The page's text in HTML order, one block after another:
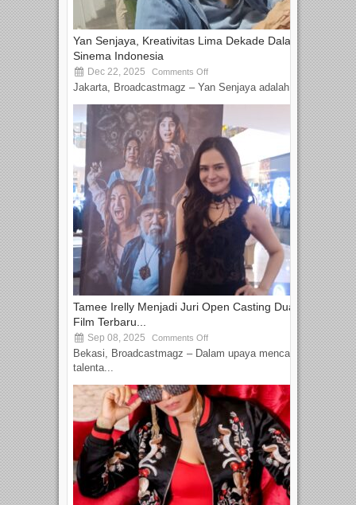
Yan Senjaya, Kreativitas Lima Dekade Dalam
Sinema Indonesia
Dec 22, 2025 Comments Off
Jakarta, Broadcastmagz – Yan Senjaya adalah...
Tamee Irelly Menjadi Juri Open Casting Dua
Film Terbaru...
Sep 08, 2025 Comments Off
Bekasi, Broadcastmagz – Dalam upaya mencari
talenta...